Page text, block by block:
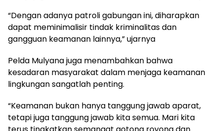
“Dengan adanya patroli gabungan ini, diharapkan
dapat meminimalisir tindak kriminalitas dan
gangguan keamanan lainnya,” ujarnya
Pelda Mulyana juga menambahkan bahwa
kesadaran masyarakat dalam menjaga keamanan
lingkungan sangatlah penting.
“Keamanan bukan hanya tanggung jawab aparat,
tetapi juga tanggung jawab kita semua. Mari kita